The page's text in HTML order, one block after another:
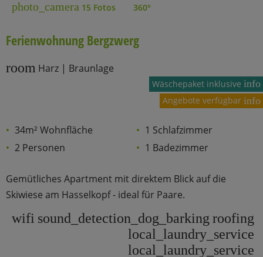
photo_camera 15 Fotos 360°
Ferienwohnung Bergzwerg
room Harz | Braunlage
Wäschepaket inklusiveinfo
Angebote verfügbar info
34m² Wohnfläche
2 Personen
1 Schlafzimmer
1 Badezimmer
Gemütliches Apartment mit direktem Blick auf die
Skiwiese am Hasselkopf - ideal für Paare.
wifi sound_detection_dog_barking roofing
local_laundry_service
local_laundry_service